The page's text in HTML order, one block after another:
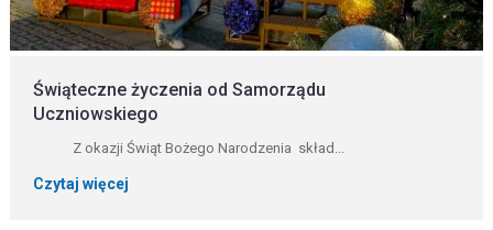
Świąteczne życzenia od Samorządu
Uczniowskiego
Z okazji Świąt Bożego Narodzenia skład...
Czytaj więcej